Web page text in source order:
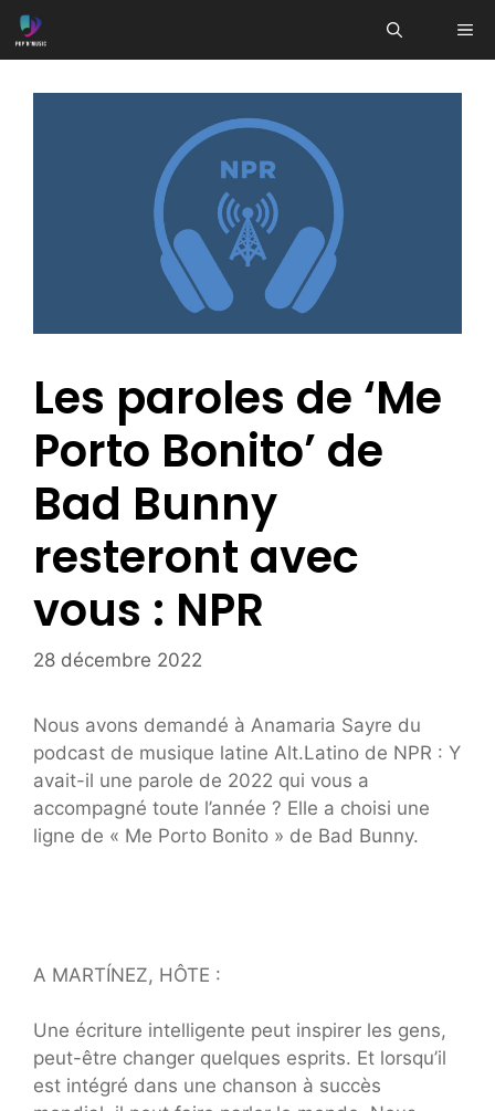
Aller
au
Les paroles de ‘Me
Porto Bonito’ de
Bad Bunny
resteront avec
vous : NPR
28 décembre 2022
Nous avons demandé à Anamaria Sayre du
podcast de musique latine Alt.Latino de NPR : Y
avait-il une parole de 2022 qui vous a
accompagné toute l’année ? Elle a choisi une
ligne de « Me Porto Bonito » de Bad Bunny.
A MARTÍNEZ, HÔTE :
Une écriture intelligente peut inspirer les gens,
peut-être changer quelques esprits. Et lorsqu’il
est intégré dans une chanson à succès